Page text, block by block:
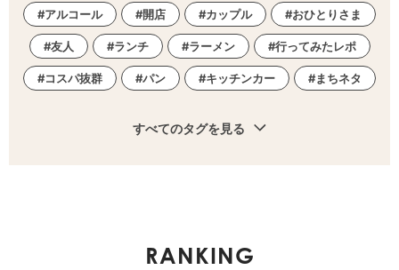
アルコール 開店 カップル おひとりさま
友人 ランチ ラーメン 行ってみたレポ
コスパ抜群 パン キッチンカー まちネタ
すべてのタグを見る
RANKING